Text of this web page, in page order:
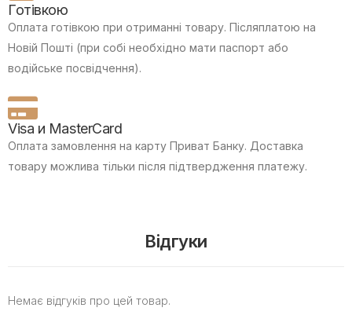
Готівкою
Оплата готівкою при отриманні товару. Післяплатою на
Новій Пошті (при собі необхідно мати паспорт або
водійське посвідчення).
Visa и MasterCard
Оплата замовлення на карту Приват Банку. Доставка
товару можлива тільки після підтвердження платежу.
Відгуки
Немає відгуків про цей товар.